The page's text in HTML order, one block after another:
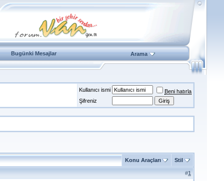
Bugünki Mesajlar Arama
Kullanıcı ismi
Beni hatırla
Şifreniz
Konu Araçları Stil
#1